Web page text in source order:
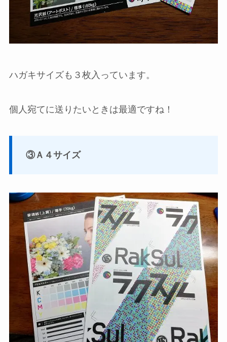
ハガキサイズも３枚入っています。
個人宛てに送りたいときは最適ですね！
③Ａ４サイズ